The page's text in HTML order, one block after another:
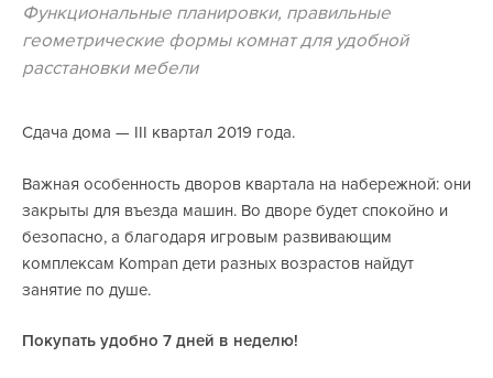
Функциональные планировки, правильные
геометрические формы комнат для удобной
расстановки мебели
Сдача дома — III квартал 2019 года.
Важная особенность дворов квартала на набережной: они
закрыты для въезда машин. Во дворе будет спокойно и
безопасно, а благодаря игровым развивающим
комплексам Kompan дети разных возрастов найдут
занятие по душе.
Покупать удобно 7 дней в неделю!